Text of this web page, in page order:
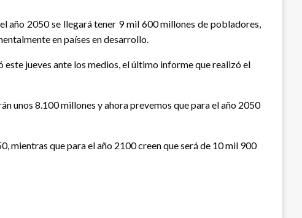
año 2050 se llegará tener 9 mil 600 millones de pobladores,
en países en desarrollo.
jueves ante los medios, el último informe que realizó el
unos 8.100 millones y ahora prevemos que para el año 2050
mientras que para el año 2100 creen que será de 10 mil 900